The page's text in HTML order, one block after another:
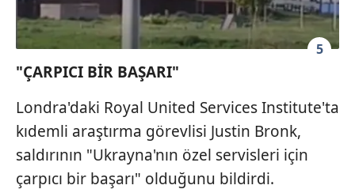
5
"ÇARPICI BİR BAŞARI"
Londra'daki Royal United Services Institute'ta
kıdemli araştırma görevlisi Justin Bronk,
saldırının "Ukrayna'nın özel servisleri için
çarpıcı bir başarı" olduğunu bildirdi.